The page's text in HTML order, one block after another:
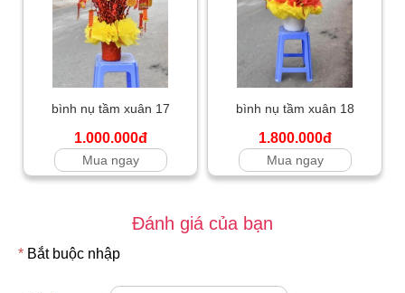
bình nụ tầm xuân 17
1.000.000đ
Mua ngay
bình nụ tầm xuân 18
1.800.000đ
Mua ngay
Đánh giá của bạn
* Bắt buộc nhập